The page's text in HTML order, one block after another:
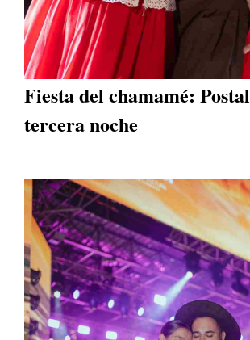
Fiesta del chamamé:
tercera noche